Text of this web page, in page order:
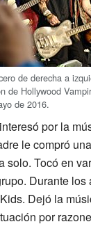
de derecha a
de Hollywood
de 2016.
por la
le compró
solo. Tocó en
Durante los
Dejó la
por